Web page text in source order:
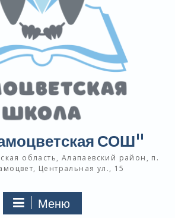
СОШ"
область, Алапаевский район, п.
Центральная ул., 15
Меню